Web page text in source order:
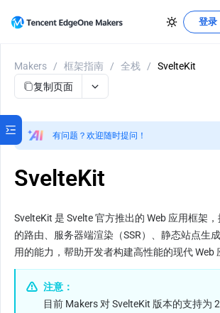
登录
Makers / 框架指南 / 全栈 /
SvelteKit
复制页面
有问题？欢迎随时提问！
SvelteKit
SvelteKit 是 Svelte 官方推出的 Web 应用框架
的路由、服务器端渲染（SSR）、静态站点生
用的能力，帮助开发者构建高性能的现代 Web
注意：
目前 Makers 对 SvelteKit 版本的支持为